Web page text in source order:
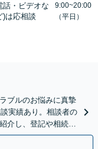
話・ビデオな
)は応相談
9:00~20:00
（平日）
ブルのお悩みに真摯
実績あり。相談者の
介し、登記や相続税